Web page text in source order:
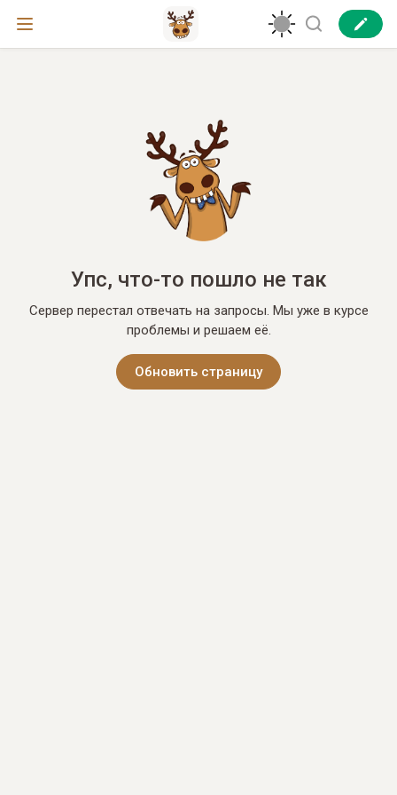
Упс, что-то пошло не так
Сервер перестал отвечать на запросы. Мы уже в курсе
проблемы и решаем её.
Обновить страницу